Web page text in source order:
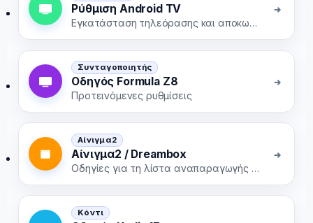
Ρύθμιση Android TV
Εγκατάσταση τηλεόρασης και αποκωδικοποιητή
Συνταγοποιητής
Οδηγός Formula Z8
Προτεινόμενες ρυθμίσεις
Αίνιγμα2
Αίνιγμα2 / Dreambox
Οδηγίες για τη λίστα αναπαραγωγής και το EPG
Κόντι